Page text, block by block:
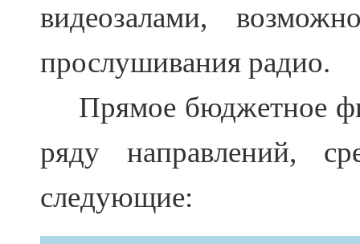
видеозалами,
прослушивания радио.
Прямое бюджетное
ряду направлений,
следующие: